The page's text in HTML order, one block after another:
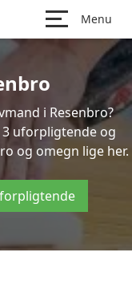
Menu
i Resenbro?
uforpligtende og
og omegn lige her.